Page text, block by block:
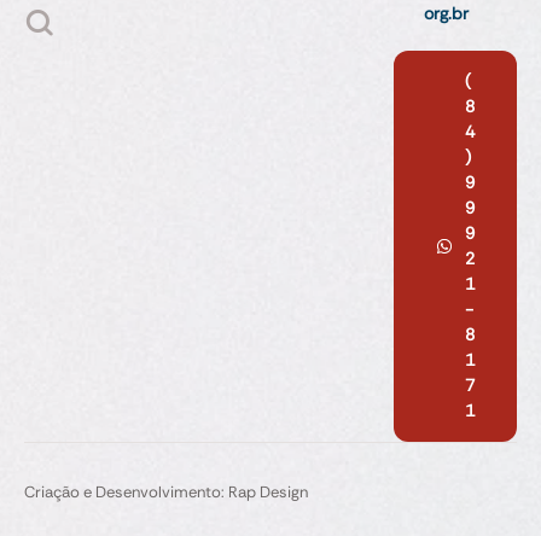
org.br
(
8
4
)
9
9
9
2
1
-
8
1
7
1
Criação e Desenvolvimento: Rap Design